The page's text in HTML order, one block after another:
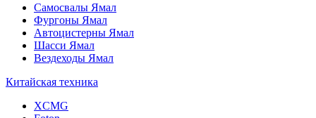
Самосвалы Ямал
Фургоны Ямал
Автоцистерны Ямал
Шасси Ямал
Вездеходы Ямал
Китайская техника
XCMG